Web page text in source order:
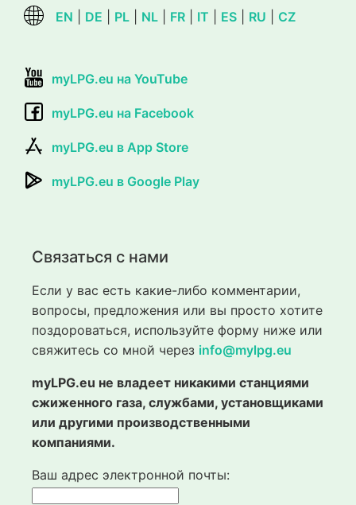
EN DE PL NL FR IT ES RU CZ
myLPG.eu на YouTube
myLPG.eu на Facebook
myLPG.eu в App Store
myLPG.eu в Google Play
Связаться с нами
Если у вас есть какие-либо комментарии,
вопросы, предложения или вы просто хотите
поздороваться, используйте форму ниже или
свяжитесь со мной через info@mylpg.eu
myLPG.eu не владеет никакими станциями
сжиженного газа, службами, установщиками
или другими производственными
компаниями.
Ваш адрес электронной почты: